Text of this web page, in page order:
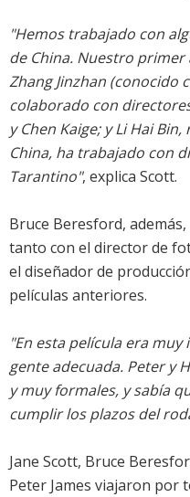
"Hemos trabajado con
de China. Nuestro
Zhang Jinzhan (conocido
colaborado con
y Chen Kaige; y Li Hai
China, ha trabajado con
Tarantino", explica Scott.
Bruce Beresford,
tanto con el director de
el diseñador de
películas anteriores.
"En esta película era
gente adecuada. Peter y
y muy formales, y sabía
cumplir los plazos del
Jane Scott, Bruce
Peter James viajaron por